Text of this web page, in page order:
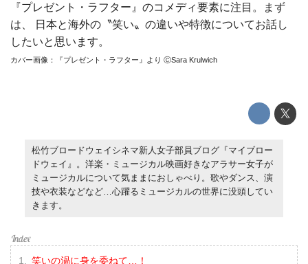
『プレゼント・ラフター』のコメディ要素に注目。まず
は、 日本と海外の〝笑い〟の違いや特徴についてお話し
したいと思います。
カバー画像：『プレゼント・ラフター』より ⒸSara Krulwich
松竹ブロードウェイシネマ新人女子部員ブログ『マイブロー
ドウェイ』。洋楽・ミュージカル映画好きなアラサー女子が
ミュージカルについて気ままにおしゃべり。歌やダンス、演
技や衣装などなど…心躍るミュージカルの世界に没頭してい
きます。
笑いの渦に身を委ねて…！